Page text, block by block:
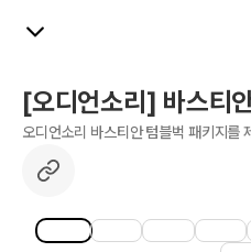
[오디언소리] 바스티
오디언소리 바스티안 텀블벅 패키지를